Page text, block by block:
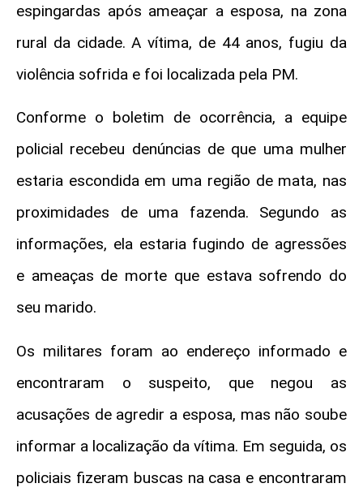
espingardas após ameaçar a esposa, na zona
rural da cidade. A vítima, de 44 anos, fugiu da
violência sofrida e foi localizada pela PM.
Conforme o boletim de ocorrência, a equipe
policial recebeu denúncias de que uma mulher
estaria escondida em uma região de mata, nas
proximidades de uma fazenda. Segundo as
informações, ela estaria fugindo de agressões
e ameaças de morte que estava sofrendo do
seu marido.
Os militares foram ao endereço informado e
encontraram o suspeito, que negou as
acusações de agredir a esposa, mas não soube
informar a localização da vítima. Em seguida, os
policiais fizeram buscas na casa e encontraram